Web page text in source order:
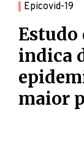
Epicovid-19
indica
maior